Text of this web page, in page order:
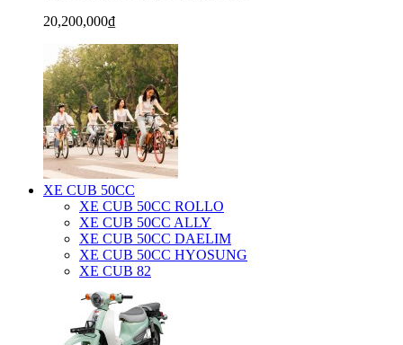
20,200,000₫
XE CUB 50CC
XE CUB 50CC ROLLO
XE CUB 50CC ALLY
XE CUB 50CC DAELIM
XE CUB 50CC HYOSUNG
XE CUB 82